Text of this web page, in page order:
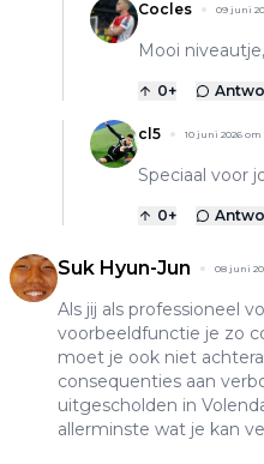
Cocles 09 juni
Mooi
0+
cl5 10 juni 2026 om
Speciaal voor
0+
Suk Hyun-Jun 08 juni
Als jij als professioneel
voorbeeldfunctie je zo
moet je ook niet
consequenties aan
uitgescholden in
allerminste wat je kan